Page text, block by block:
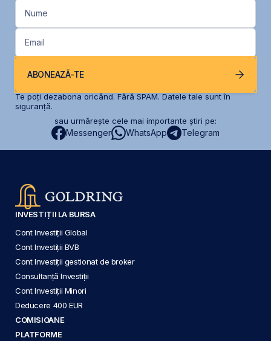
Nume
Email
ABONEAZĂ-TE
Te poți dezabona oricând. Fără SPAM. Datele tale sunt în
siguranță.
sau urmărește cele mai importante știri pe:
Messenger WhatsApp Telegram
INVESTIȚII LA BURSA
Cont Investiții Global
Cont Investiții BVB
Cont Investiții gestionat de broker
Consultanță Investiții
Cont Investiții Minori
Deducere 400 EUR
COMISIOANE
PLATFORME